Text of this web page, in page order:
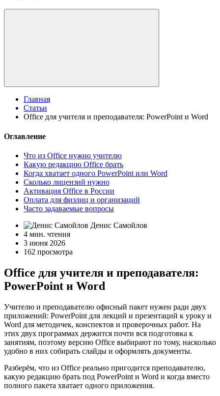
Главная
Статьи
Office для учителя и преподавателя: PowerPoint и Word
Оглавление
Что из Office нужно учителю
Какую редакцию Office брать
Когда хватает одного PowerPoint или Word
Сколько лицензий нужно
Активация Office в России
Оплата для физлиц и организаций
Часто задаваемые вопросы
Денис Самойлов
4 мин. чтения
3 июня 2026
162 просмотра
Office для учителя и преподавателя:
PowerPoint и Word
Учителю и преподавателю офисный пакет нужен ради двух
приложений: PowerPoint для лекций и презентаций к уроку и
Word для методичек, конспектов и проверочных работ. На
этих двух программах держится почти вся подготовка к
занятиям, поэтому версию Office выбирают по тому, насколько
удобно в них собирать слайды и оформлять документы.
Разберём, что из Office реально пригодится преподавателю,
какую редакцию брать под PowerPoint и Word и когда вместо
полного пакета хватает одного приложения.